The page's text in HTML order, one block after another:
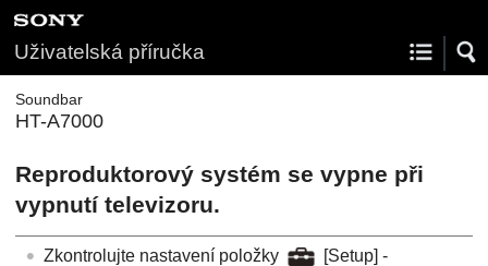
Uživatelská příručka
Soundbar
HT-A7000
Reproduktorový systém se vypne při
vypnutí televizoru.
Zkontrolujte nastavení položky [Setup] -